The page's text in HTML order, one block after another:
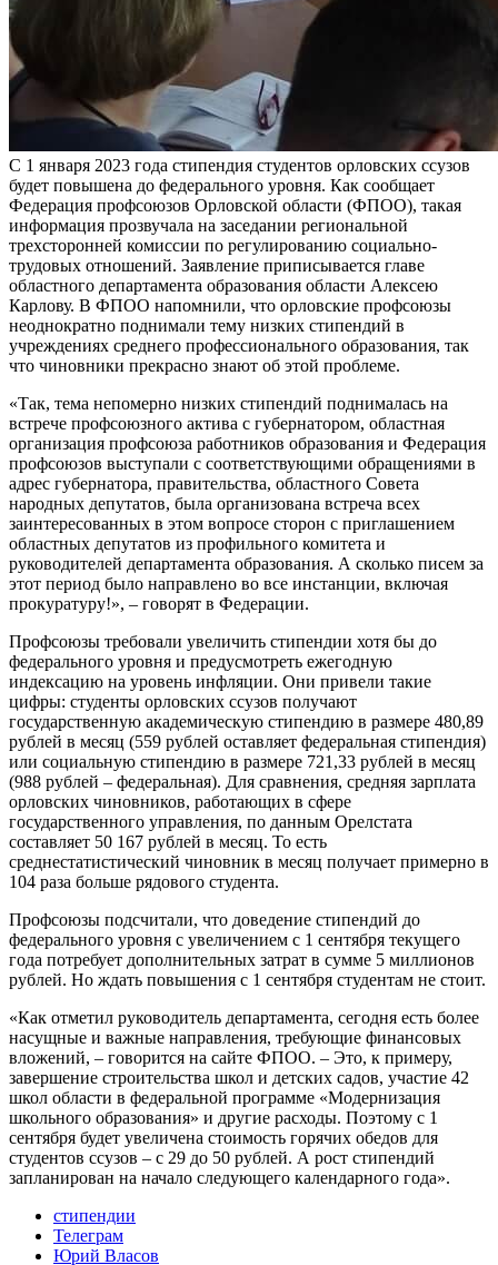
С 1 января 2023 года стипендия студентов орловских ссузов
будет повышена до федерального уровня. Как сообщает
Федерация профсоюзов Орловской области (ФПОО), такая
информация прозвучала на заседании региональной
трехсторонней комиссии по регулированию социально-
трудовых отношений. Заявление приписывается главе
областного департамента образования области Алексею
Карлову. В ФПОО напомнили, что орловские профсоюзы
неоднократно поднимали тему низких стипендий в
учреждениях среднего профессионального образования, так
что чиновники прекрасно знают об этой проблеме.
«Так, тема непомерно низких стипендий поднималась на
встрече профсоюзного актива с губернатором, областная
организация профсоюза работников образования и Федерация
профсоюзов выступали с соответствующими обращениями в
адрес губернатора, правительства, областного Совета
народных депутатов, была организована встреча всех
заинтересованных в этом вопросе сторон с приглашением
областных депутатов из профильного комитета и
руководителей департамента образования. А сколько писем за
этот период было направлено во все инстанции, включая
прокуратуру!», – говорят в Федерации.
Профсоюзы требовали увеличить стипендии хотя бы до
федерального уровня и предусмотреть ежегодную
индексацию на уровень инфляции. Они привели такие
цифры: студенты орловских ссузов получают
государственную академическую стипендию в размере 480,89
рублей в месяц (559 рублей оставляет федеральная стипендия)
или социальную стипендию в размере 721,33 рублей в месяц
(988 рублей – федеральная). Для сравнения, средняя зарплата
орловских чиновников, работающих в сфере
государственного управления, по данным Орелстата
составляет 50 167 рублей в месяц. То есть
среднестатистический чиновник в месяц получает примерно в
104 раза больше рядового студента.
Профсоюзы подсчитали, что доведение стипендий до
федерального уровня с увеличением с 1 сентября текущего
года потребует дополнительных затрат в сумме 5 миллионов
рублей. Но ждать повышения с 1 сентября студентам не стоит.
«Как отметил руководитель департамента, сегодня есть более
насущные и важные направления, требующие финансовых
вложений, – говорится на сайте ФПОО. – Это, к примеру,
завершение строительства школ и детских садов, участие 42
школ области в федеральной программе «Модернизация
школьного образования» и другие расходы. Поэтому с 1
сентября будет увеличена стоимость горячих обедов для
студентов ссузов – с 29 до 50 рублей. А рост стипендий
запланирован на начало следующего календарного года».
стипендии
Телеграм
Юрий Власов